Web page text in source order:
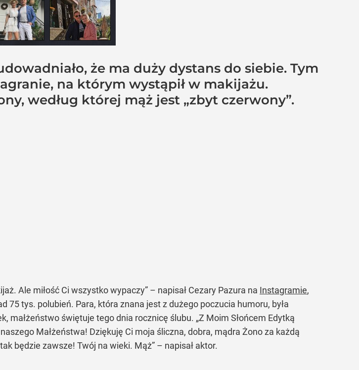
że ma duży dystans do siebie. Tym
na którym wystąpił w makijażu.
według której mąż jest „zbyt czerwony”.
Ale miłość Ci wszystko wypaczy” – napisał Cezary Pazura na Instagramie,
75 tys. polubień. Para, która znana jest z dużego poczucia humoru, była
małżeństwo świętuje tego dnia rocznicę ślubu. „Z Moim Słońcem Edytką
Małżeństwa! Dziękuję Ci moja śliczna, dobra, mądra Żono za każdą
będzie zawsze! Twój na wieki. Mąż” – napisał aktor.